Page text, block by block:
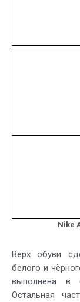
Nike
Верх обуви
белого и
выполнена в
Остальная